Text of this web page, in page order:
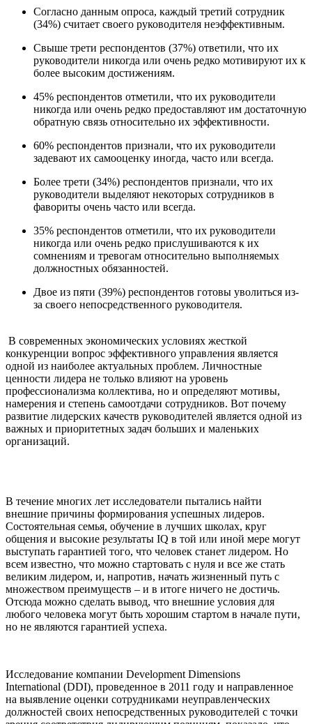
Согласно данным опроса, каждый третий сотрудник
(34%) считает своего руководителя неэффективным.
Свыше трети респондентов (37%) ответили, что их
руководители никогда или очень редко мотивируют их к
более высоким достижениям.
45% респондентов отметили, что их руководители
никогда или очень редко предоставляют им достаточную
обратную связь относительно их эффективности.
60% респондентов признали, что их руководители
задевают их самооценку иногда, часто или всегда.
Более трети (34%) респондентов признали, что их
руководители выделяют некоторых сотрудников в
фавориты очень часто или всегда.
35% респондентов отметили, что их руководители
никогда или очень редко прислушиваются к их
сомнениям и тревогам относительно выполняемых
должностных обязанностей.
Двое из пяти (39%) респондентов готовы уволиться из-
за своего непосредственного руководителя.
В современных экономических условиях жесткой
конкуренции вопрос эффективного управления является
одной из наиболее актуальных проблем. Личностные
ценности лидера не только влияют на уровень
профессионализма коллектива, но и определяют мотивы,
намерения и степень самоотдачи сотрудников. Вот почему
развитие лидерских качеств руководителей является одной из
важных и приоритетных задач больших и маленьких
организаций.
В течение многих лет исследователи пытались найти
внешние причины формирования успешных лидеров.
Состоятельная семья, обучение в лучших школах, круг
общения и высокие результаты IQ в той или иной мере могут
выступать гарантией того, что человек станет лидером. Но
всем известно, что можно стартовать с нуля и все же стать
великим лидером, и, напротив, начать жизненный путь с
множеством преимуществ – и в итоге ничего не достичь.
Отсюда можно сделать вывод, что внешние условия для
любого человека могут быть хорошим стартом в начале пути,
но не являются гарантией успеха.
Исследование компании Development Dimensions
International (DDI), проведенное в 2011 году и направленное
на выявление оценки сотрудниками неуправленческих
должностей своих непосредственных руководителей с точки